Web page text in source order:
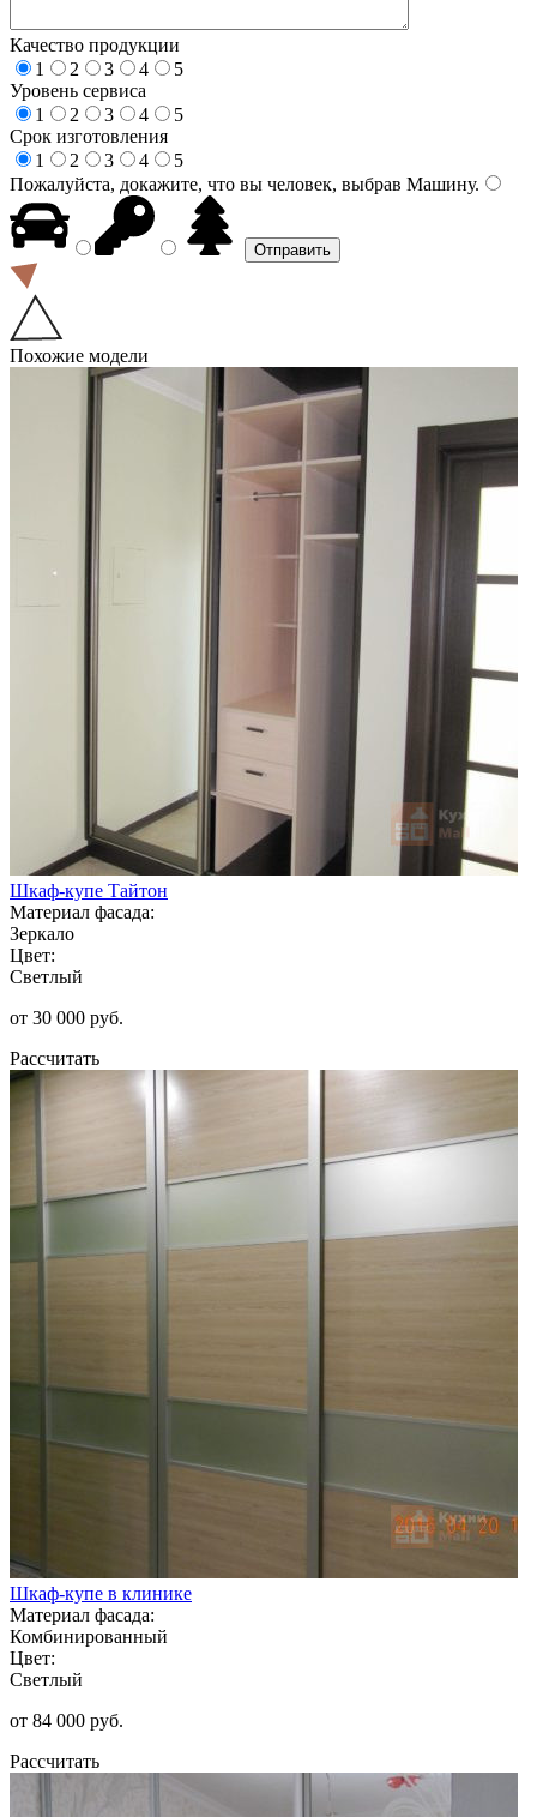
Качество продукции
1
2 3 4
5
Уровень сервиса
1
2 3 4
5
Срок изготовления
1
2 3 4
5
Пожалуйста, докажите, что вы человек, выбрав Машину.
Похожие модели
Шкаф-купе Тайтон
Материал фасада:
Зеркало
Цвет:
Светлый
от 30 000 руб.
Рассчитать
Шкаф-купе в клинике
Материал фасада:
Комбинированный
Цвет:
Светлый
от 84 000 руб.
Рассчитать